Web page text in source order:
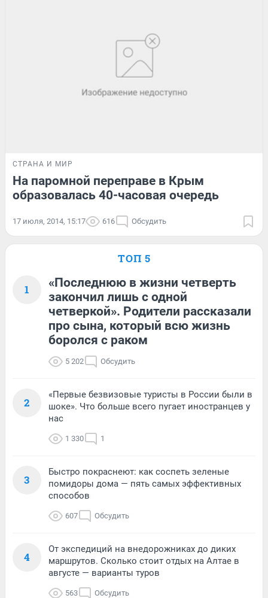
СТРАНА И МИР
На паромной переправе в Крым
образовалась 40-часовая очередь
17 июля, 2014, 15:17 616 Обсудить
ТОП 5
1
«Последнюю в жизни четверть
закончил лишь с одной
четверкой». Родители рассказали
про сына, который всю жизнь
боролся с раком
5 202 Обсудить
2
«Первые безвизовые туристы в России были в
шоке». Что больше всего пугает иностранцев у
нас
1 330 1
3
Быстро покраснеют: как соспеть зеленые
помидоры дома — пять самых эффективных
способов
607 Обсудить
4
От экспедиций на внедорожниках до диких
маршрутов. Сколько стоит отдых на Алтае в
августе — варианты туров
563 Обсудить